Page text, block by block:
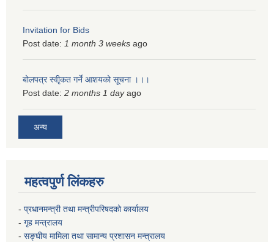
Invitation for Bids
Post date: 1 month 3 weeks ago
बोलपत्र स्वीृकत गर्ने आशयको सूचना ।।।
Post date: 2 months 1 dayago
अन्य
महत्वपुर्ण लिंकहरु
- प्रधानमन्त्री तथा मन्त्रीपरिषदको कार्यालय
- गृह मन्त्रालय
- सङ्घीय मामिला तथा सामान्य प्रशासन मन्त्रालय